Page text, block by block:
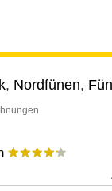
, Nordfünen,